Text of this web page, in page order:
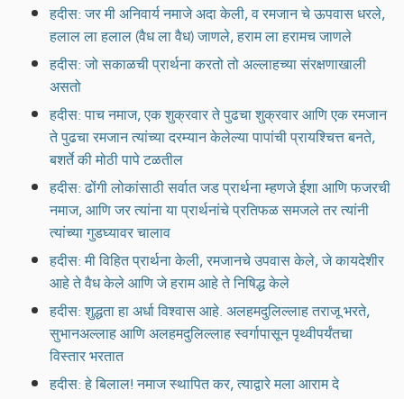
हदीस: जर मी अनिवार्य नमाजे अदा केली, व रमजान चे ऊपवास धरले,
हलाल ला हलाल (वैध ला वैध) जाणले, हराम ला हरामच जाणले
हदीस: जो सकाळची प्रार्थना करतो तो अल्लाहच्या संरक्षणाखाली
असतो
हदीस: पाच नमाज, एक शुक्रवार ते पुढचा शुक्रवार आणि एक रमजान
ते पुढचा रमजान त्यांच्या दरम्यान केलेल्या पापांची प्रायश्चित्त बनते,
बशर्ते की मोठी पापे टळतील
हदीस: ढोंगी लोकांसाठी सर्वात जड प्रार्थना म्हणजे ईशा आणि फजरची
नमाज, आणि जर त्यांना या प्रार्थनांचे प्रतिफळ समजले तर त्यांनी
त्यांच्या गुडघ्यावर चालाव
हदीस: मी विहित प्रार्थना केली, रमजानचे उपवास केले, जे कायदेशीर
आहे ते वैध केले आणि जे हराम आहे ते निषिद्ध केले
हदीस: शुद्धता हा अर्धा विश्वास आहे. अलहमदुलिल्लाह तराजू भरते,
सुभानअल्लाह आणि अलहमदुलिल्लाह स्वर्गापासून पृथ्वीपर्यंतचा
विस्तार भरतात
हदीस: हे बिलाल! नमाज स्थापित कर, त्याद्वारे मला आराम दे